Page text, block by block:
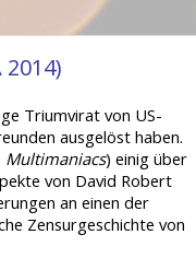
Triumvirat von US-
ausgelöst haben.
Multimaniacs) einig über
von David Robert
an einen der
Zensurgeschichte von